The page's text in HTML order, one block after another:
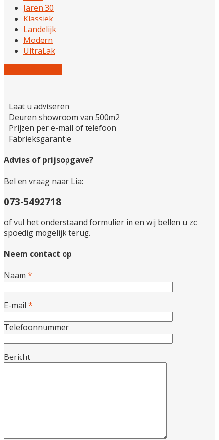
Jaren 30
Klassiek
Landelijk
Modern
UltraLak
Laat u adviseren
Deuren showroom van 500m2
Prijzen per e-mail of telefoon
Fabrieksgarantie
Advies of prijsopgave?
Bel en vraag naar Lia:
073-5492718
of vul het onderstaand formulier in en wij bellen u zo
spoedig mogelijk terug.
Neem contact op
Naam *
E-mail *
Telefoonnummer
Bericht